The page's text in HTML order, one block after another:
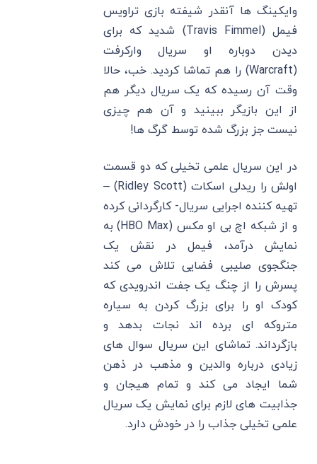
وایکینگ ها آنقدر شیفته بازی تراویس
فیمل (Travis Fimmel) شدید که برای
دیدن دوباره او سریال وارکرفت
(Warcraft) را هم تماشا کردید. خب، حالا
وقت آن رسیده که یک سریال دیگر هم
از این بازیگر ببینید و آن هم چیزی
نیست جز بزرگ شده توسط گرگ ها!
در این سریال علمی تخیلی که دو قسمت
اولش را ریدلی اسکات (Ridley Scott) –
تهیه کننده اجرایی سریال- کارگردانی کرده
و از شبکه اچ بی او مکس (HBO Max) به
نمایش درآمد، فیمل در نقش یک
جنگجوی صلیبی فضایی تلاش می کند
پسرش را از چنگ یک جفت اندرویدی که
کودک او را برای بزرگ کردن به سیاره
متروکه ای برده اند نجات بدهد و
بازگرداند. تماشای این سریال سوال های
زیادی درباره والدین و مذهب در ذهن
شما ایجاد می کند و تمام هیجان و
جذابیت های لازم برای نمایش یک سریال
علمی تخیلی جذاب را در خودش دارد.